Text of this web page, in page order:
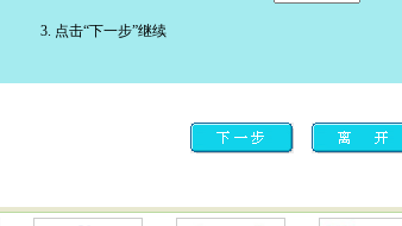
3. 点击“下一步”继续